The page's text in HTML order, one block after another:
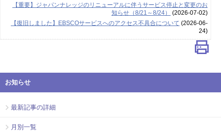
【重要】ジャパンナレッジのリニューアルに伴うサービス停止と変更のお
知らせ（8/21～8/24）
(2026-07-02)
【復旧しました】EBSCOサービスへのアクセス不具合について (2026-06-
24)
お知らせ
最新記事の詳細
月別一覧